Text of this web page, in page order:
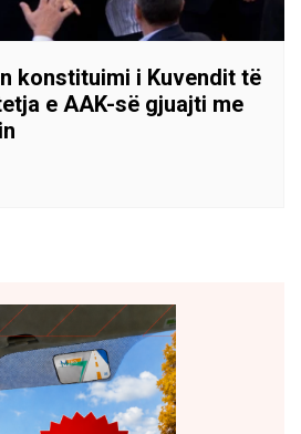
konstituimi i Kuvendit të
e AAK-së gjuajti me